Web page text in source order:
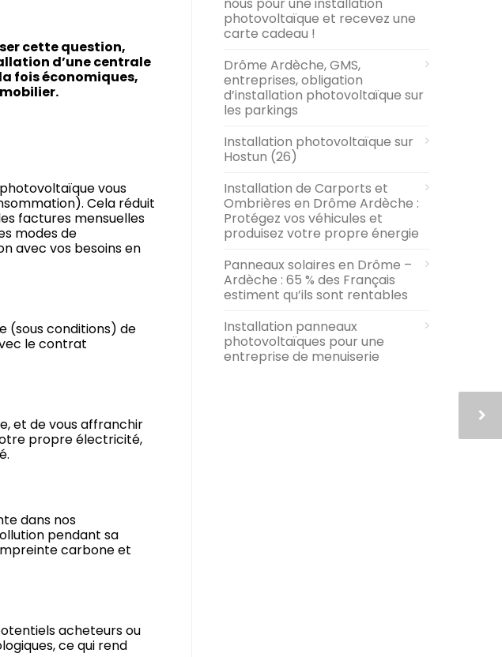
cette question,
d’une centrale
fois économiques,
vous
Cela réduit
factures mensuelles
modes de
avec vos besoins en
(sous conditions) de
le contrat
et de vous affranchir
propre électricité,
dans nos
pendant sa
carbone et
acheteurs ou
ce qui rend
photovoltaïque et recevez une
carte cadeau !
Drôme Ardèche, GMS,
entreprises, obligation
d’installation photovoltaïque sur
les parkings
Installation photovoltaïque sur
Hostun (26)
Installation de Carports et
Ombrières en Drôme Ardèche :
Protégez vos véhicules et
produisez votre propre énergie
Panneaux solaires en Drôme –
Ardèche : 65 % des Français
estiment qu’ils sont rentables
Installation panneaux
photovoltaïques pour une
entreprise de menuiserie